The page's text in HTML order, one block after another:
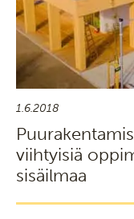
1.6.2018
viihtyisiä
sisäilmaa